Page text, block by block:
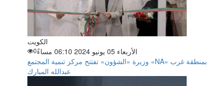
الكويت
الأربعاء 05 يونيو 2024 06:10 مساءً
0
وزيرة «الشؤون» تفتتح مركز تنمية المجتمع «NA» بمنطقة غرب
عبدالله المبارك